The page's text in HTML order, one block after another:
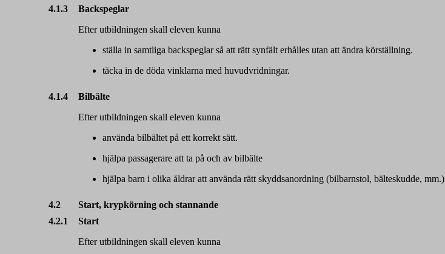
4.1.3
Backspeglar
Efter utbildningen skall eleven kunna
ställa in samtliga backspeglar så att rätt synfält erhålles utan att ändra körställning.
täcka in de döda vinklarna med huvudvridningar.
4.1.4
Bilbälte
Efter utbildningen skall eleven kunna
använda bilbältet på ett korrekt sätt.
hjälpa passagerare att ta på och av bilbälte
hjälpa barn i olika åldrar att använda rätt skyddsanordning (bilbarnstol, bälteskudde, mm.)
4.2
Start, krypkörning och stannande
4.2.1
Start
Efter utbildningen skall eleven kunna